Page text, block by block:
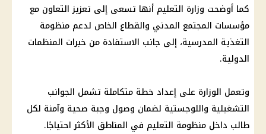
كما أوضحت وزارة التعليم أنها تسعى إلى تعزيز التعاون مع
مؤسسات المجتمع المدني والقطاع الخاص لدعم منظومة
التغذية المدرسية، إلى جانب الاستفادة من خبرات المنظمات
الدولية.
وتعمل الوزارة على إعداد خطة متكاملة تشمل الجوانب
التشغيلية واللوجستية لضمان وصول وجبة صحية وآمنة لكل
طالب داخل منظومة التعليم في المناطق الأكثر احتياجًا.